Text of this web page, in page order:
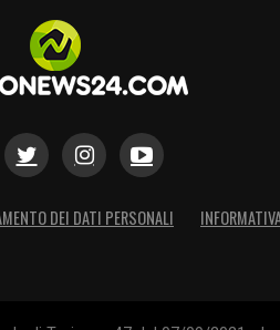
DEI DATI PERSONALI